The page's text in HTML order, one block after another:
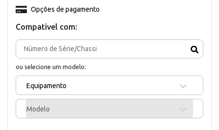
Compativel com:
ou selecione um modelo:
Equipamento
Modelo
Opções de pagamento